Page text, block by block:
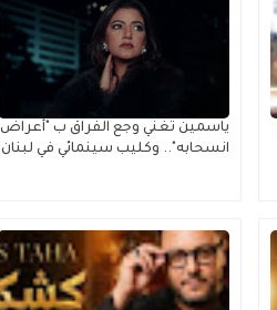
ياسمين تغني وجع الفراق ب "أعراض
انسحابه".. وكليب سينمائي في لبنان